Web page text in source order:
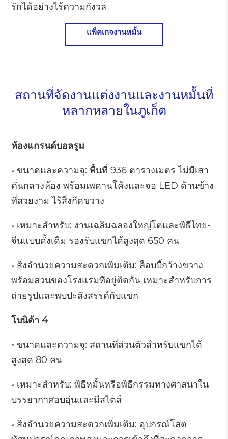
รักได้อย่างไร้ความกังวล
แพ็คเกจงานหมั้น
สถานที่จัดงานแต่งงานและงานหมั้นที่
หลากหลายในภูเก็ต
ห้องแกรนด์บอลรูม
◦ ขนาดและความจุ: พื้นที่ 936 ตารางเมตร ไม่มีเสา
คั่นกลางห้อง พร้อมเพดานโค้งและจอ LED ด้านข้าง
ที่สวยงาม ไร้สิ่งกีดขวาง
◦ เหมาะสำหรับ: งานเฉลิมฉลองใหญ่โตและพิธีไทย-
จีนแบบดั้งเดิม รองรับแขกได้สูงสุด 650 คน
◦ สิ่งอำนวยความสะดวกเพิ่มเติม: ล็อบบี้กว้างขวาง
พร้อมสวนของโรงแรมที่อยู่ติดกัน เหมาะสำหรับการ
ถ่ายรูปและพบปะสังสรรค์กับแขก
โบนิต้า 4
◦ ขนาดและความจุ: สถานที่ส่วนตัวสำหรับแขกได้
สูงสุด 80 คน
◦ เหมาะสำหรับ: พิธีหมั้นหรือพิธีกรรมทางศาสนาใน
บรรยากาศอบอุ่นและมีสไตล์
◦ สิ่งอำนวยความสะดวกเพิ่มเติม: อุปกรณ์โสต